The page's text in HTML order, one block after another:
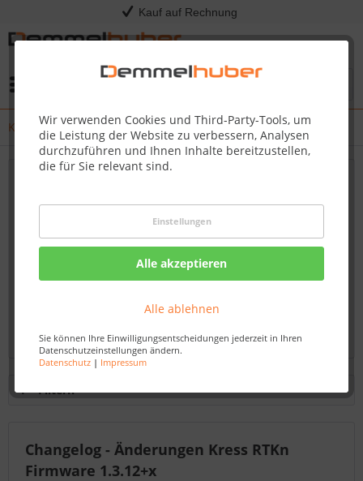
Kauf auf Rechnung
Wir verwenden Cookies und Third-Party-Tools, um
die Leistung der Website zu verbessern, Analysen
durchzuführen und Ihnen Inhalte bereitzustellen,
die für Sie relevant sind.
Einstellungen
Alle akzeptieren
Alle ablehnen
Sie können Ihre Einwilligungsentscheidungen jederzeit in Ihren
Datenschutzeinstellungen ändern.
Datenschutz| Impressum
Kress - Release Notes
für Ihren Kress Mission RTKn – Bleiben Sie
immer auf dem Laufenden
Willkommen auf unserem Blog, Ihrem verlässlichen
Fachhändler für Kress-Produkte. Hier finden Sie
umfassende und aktuelle Informationen zu Firmware-
mehr erfahren »
Filtern
Changelog - Änderungen Kress RTKn
Firmware 1.3.12+x